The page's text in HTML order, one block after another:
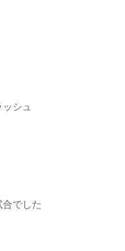
シュ
でした